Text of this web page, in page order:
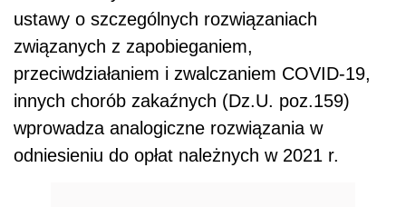
ustawy o szczególnych rozwiązaniach
związanych z zapobieganiem,
przeciwdziałaniem i zwalczaniem COVID-19,
innych chorób zakaźnych (Dz.U. poz.159)
wprowadza analogiczne rozwiązania w
odniesieniu do opłat należnych w 2021 r.